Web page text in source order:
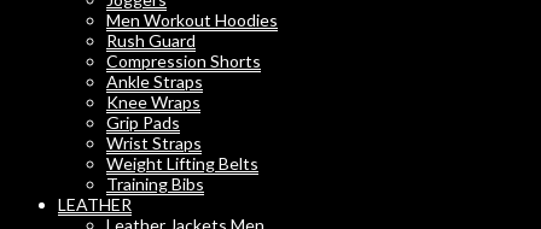
Men Workout Hoodies
Rush Guard
Compression Shorts
Ankle Straps
Knee Wraps
Grip Pads
Wrist Straps
Weight Lifting Belts
Training Bibs
LEATHER